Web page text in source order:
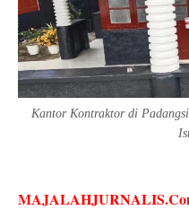
Kantor Kontraktor di